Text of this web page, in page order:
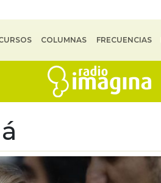
COLUMNAS FRECUENCIAS